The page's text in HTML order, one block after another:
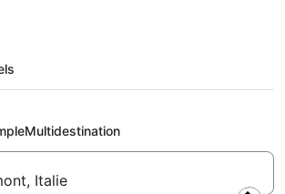
au départ de Turin
Multidestination
Italie